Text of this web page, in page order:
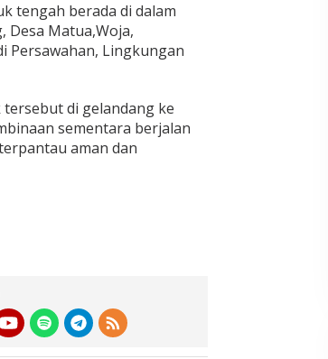
tengah berada di dalam
Desa Matua,Woja,
Persawahan, Lingkungan
di gelandang ke
sementara berjalan
aman dan